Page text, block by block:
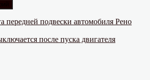
передней подвески автомобиля Рено
после пуска двигателя